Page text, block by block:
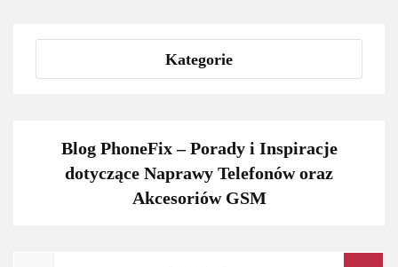
Kategorie
Blog PhoneFix – Porady i Inspiracje
dotyczące Naprawy Telefonów oraz
Akcesoriów GSM